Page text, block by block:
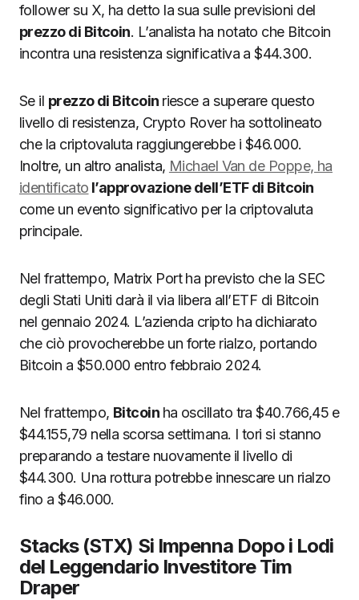
follower su X, ha detto la sua sulle previsioni del
prezzo di Bitcoin. L’analista ha notato che Bitcoin
incontra una resistenza significativa a $44.300.
Se il prezzo di Bitcoin riesce a superare questo
livello di resistenza, Crypto Rover ha sottolineato
che la criptovaluta raggiungerebbe i $46.000.
Inoltre, un altro analista, Michael Van de Poppe, ha
identificato l’approvazione dell’ETF di Bitcoin
come un evento significativo per la criptovaluta
principale.
Nel frattempo, Matrix Port ha previsto che la SEC
degli Stati Uniti darà il via libera all’ETF di Bitcoin
nel gennaio 2024. L’azienda cripto ha dichiarato
che ciò provocherebbe un forte rialzo, portando
Bitcoin a $50.000 entro febbraio 2024.
Nel frattempo, Bitcoin ha oscillato tra $40.766,45 e
$44.155,79 nella scorsa settimana. I tori si stanno
preparando a testare nuovamente il livello di
$44.300. Una rottura potrebbe innescare un rialzo
fino a $46.000.
Stacks (STX) Si Impenna Dopo i Lodi
del Leggendario Investitore Tim
Draper